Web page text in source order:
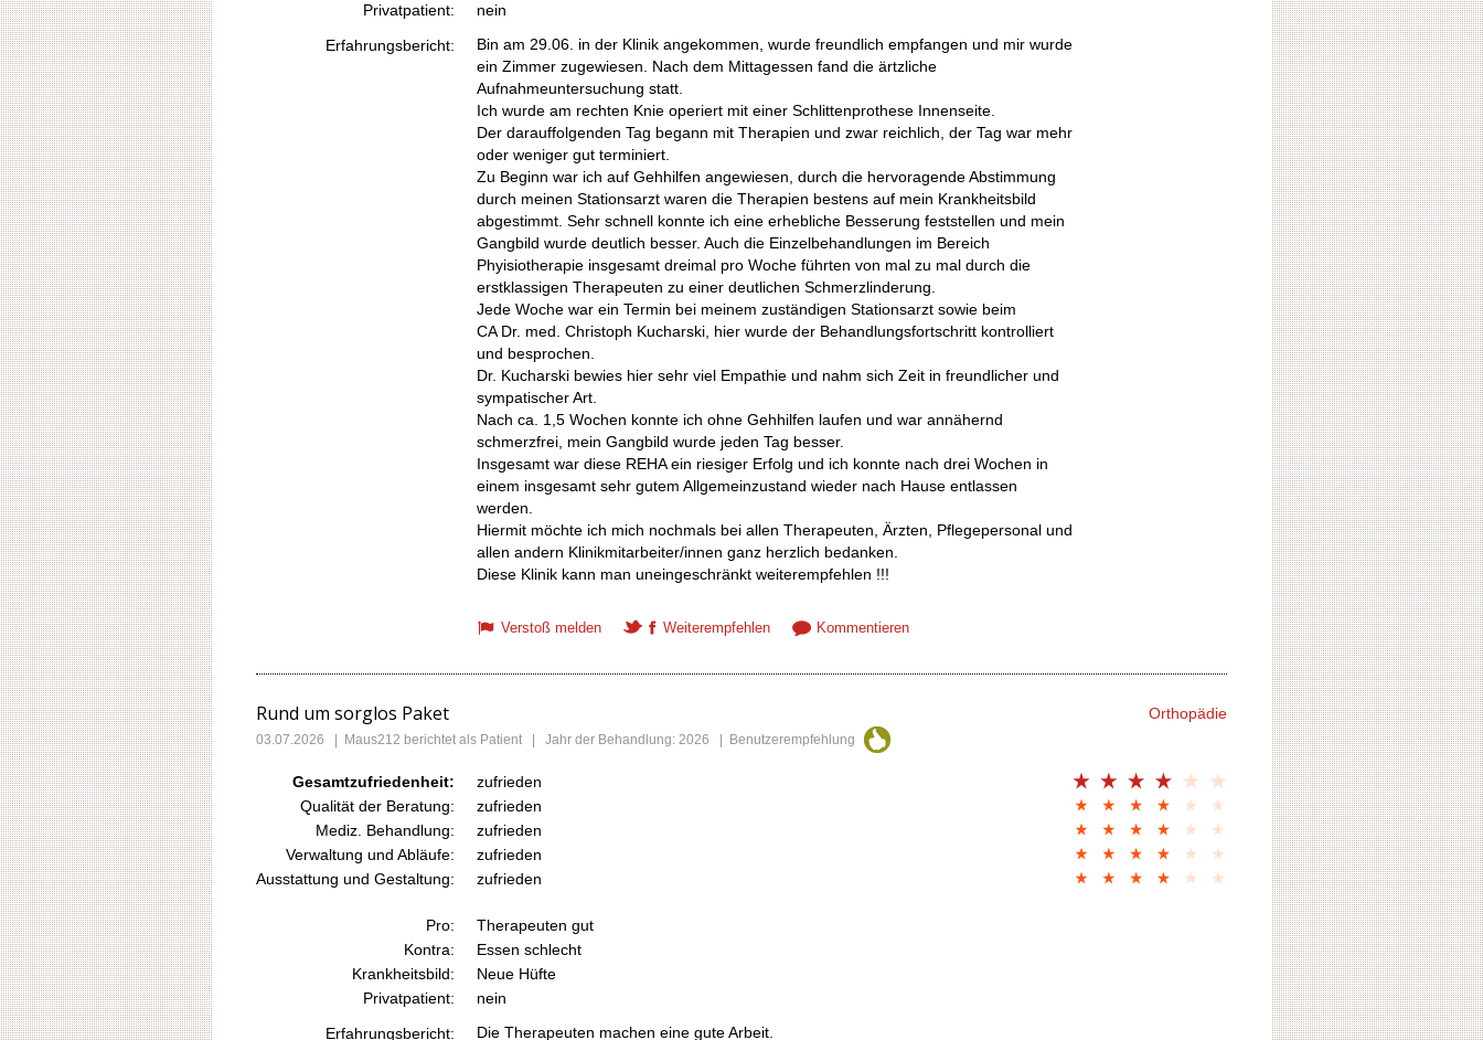
Privatpatient:
nein
Erfahrungsbericht:
Bin am 29.06. in der Klinik angekommen, wurde freundlich empfangen und mir wurde
ein Zimmer zugewiesen. Nach dem Mittagessen fand die ärtzliche
Aufnahmeuntersuchung statt.
Ich wurde am rechten Knie operiert mit einer Schlittenprothese Innenseite.
Der darauffolgenden Tag begann mit Therapien und zwar reichlich, der Tag war mehr
oder weniger gut terminiert.
Zu Beginn war ich auf Gehhilfen angewiesen, durch die hervoragende Abstimmung
durch meinen Stationsarzt waren die Therapien bestens auf mein Krankheitsbild
abgestimmt. Sehr schnell konnte ich eine erhebliche Besserung feststellen und mein
Gangbild wurde deutlich besser. Auch die Einzelbehandlungen im Bereich
Phyisiotherapie insgesamt dreimal pro Woche führten von mal zu mal durch die
erstklassigen Therapeuten zu einer deutlichen Schmerzlinderung.
Jede Woche war ein Termin bei meinem zuständigen Stationsarzt sowie beim
CA Dr. med. Christoph Kucharski, hier wurde der Behandlungsfortschritt kontrolliert
und besprochen.
Dr. Kucharski bewies hier sehr viel Empathie und nahm sich Zeit in freundlicher und
sympatischer Art.
Nach ca. 1,5 Wochen konnte ich ohne Gehhilfen laufen und war annähernd
schmerzfrei, mein Gangbild wurde jeden Tag besser.
Insgesamt war diese REHA ein riesiger Erfolg und ich konnte nach drei Wochen in
einem insgesamt sehr gutem Allgemeinzustand wieder nach Hause entlassen
werden.
Hiermit möchte ich mich nochmals bei allen Therapeuten, Ärzten, Pflegepersonal und
allen andern Klinikmitarbeiter/innen ganz herzlich bedanken.
Diese Klinik kann man uneingeschränkt weiterempfehlen !!!
Verstoß melden Weiterempfehlen Kommentieren
Rund um sorglos Paket Orthopädie
03.07.2026 Maus212 berichtet als Patient | Jahr der Behandlung: 2026 | Benutzerempfehlung
Gesamtzufriedenheit:
zufrieden
Qualität der Beratung:
zufrieden
Mediz. Behandlung:
zufrieden
Verwaltung und Abläufe:
zufrieden
Ausstattung und Gestaltung:
zufrieden
Pro:
Therapeuten gut
Kontra:
Essen schlecht
Krankheitsbild:
Neue Hüfte
Privatpatient:
nein
Erfahrungsbericht:
Die Therapeuten machen eine gute Arbeit.